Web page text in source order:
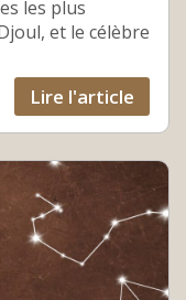
les plus
et le célèbre
Lire l'article